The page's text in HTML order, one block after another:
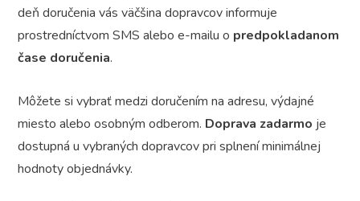
deň doručenia vás väčšina dopravcov informuje
prostredníctvom SMS alebo e-mailu o predpokladanom
čase doručenia.
Môžete si vybrať medzi doručením na adresu, výdajné
miesto alebo osobným odberom. Doprava zadarmo je
dostupná u vybraných dopravcov pri splnení minimálnej
hodnoty objednávky.